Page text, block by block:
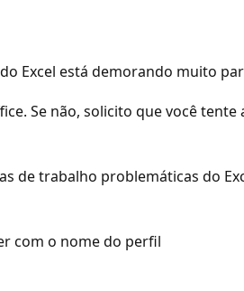
Excel está demorando muito
Se não, solicito que você tente
de trabalho problemáticas do
com o nome do perfil